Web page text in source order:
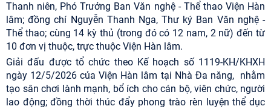
Thanh niên, Phó Trưởng Ban Văn nghệ - Thể thao Viện Hàn
lâm;đồng chí Nguyễn Thanh Nga, Thư ký Ban Văn nghệ -
Thể thao; cùng 14 kỳ thủ (trong đó có 12 nam, 2 nữ) đến từ
10 đơn vị thuộc, trực thuộc Viện Hàn lâm.
Giải đấu được tổ chức theo Kế hoạch số 1119-KH/KHXH
ngày 12/5/2026 của Viện Hàn lâm tại Nhà Đa năng, nhằm
tạo sân chơi lành mạnh, bổ ích cho cán bộ, viên chức, người
lao động; đồng thời thúc đẩy phong trào rèn luyện thể dục